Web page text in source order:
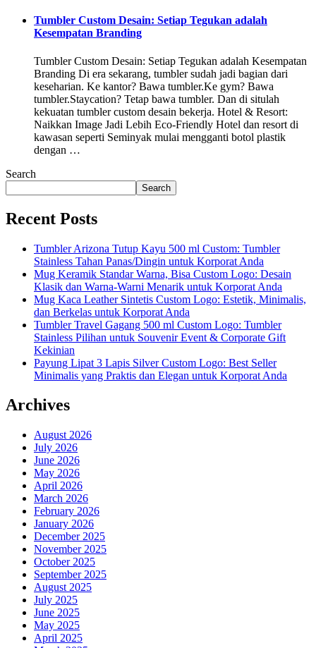
Tumbler Custom Desain: Setiap Tegukan adalah
Kesempatan Branding
Tumbler Custom Desain: Setiap Tegukan adalah Kesempatan
Branding Di era sekarang, tumbler sudah jadi bagian dari
keseharian. Ke kantor? Bawa tumbler.Ke gym? Bawa
tumbler.Staycation? Tetap bawa tumbler. Dan di situlah
kekuatan tumbler custom desain bekerja. Hotel & Resort:
Naikkan Image Jadi Lebih Eco-Friendly Hotel dan resort di
kawasan seperti Seminyak mulai mengganti botol plastik
dengan …
Search
Search
Recent Posts
Tumbler Arizona Tutup Kayu 500 ml Custom: Tumbler
Stainless Tahan Panas/Dingin untuk Korporat Anda
Mug Keramik Standar Warna, Bisa Custom Logo: Desain
Klasik dan Warna-Warni Menarik untuk Korporat Anda
Mug Kaca Leather Sintetis Custom Logo: Estetik, Minimalis,
dan Berkelas untuk Korporat Anda
Tumbler Travel Gagang 500 ml Custom Logo: Tumbler
Stainless Pilihan untuk Souvenir Event & Corporate Gift
Kekinian
Payung Lipat 3 Lapis Silver Custom Logo: Best Seller
Minimalis yang Praktis dan Elegan untuk Korporat Anda
Archives
August 2026
July 2026
June 2026
May 2026
April 2026
March 2026
February 2026
January 2026
December 2025
November 2025
October 2025
September 2025
August 2025
July 2025
June 2025
May 2025
April 2025